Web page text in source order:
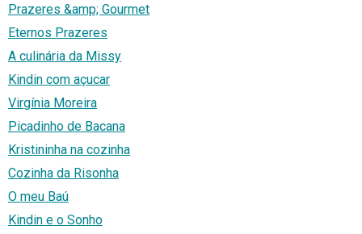
Prazeres &amp; Gourmet
Eternos Prazeres
A culinária da Missy
Kindin com açucar
Virgínia Moreira
Picadinho de Bacana
Kristininha na cozinha
Cozinha da Risonha
O meu Baú
Kindin e o Sonho